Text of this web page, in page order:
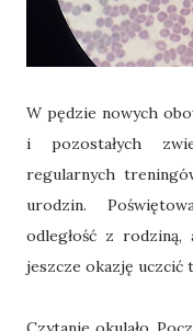
W pędzie nowych
i pozostałych
regularnych
urodzin.
odległość z rodziną,
jeszcze okazję uczcić